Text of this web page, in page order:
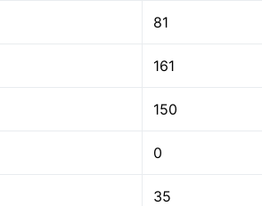
81
161
150
0
35